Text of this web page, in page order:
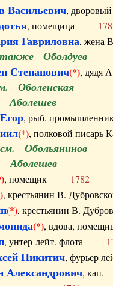
Васильевич,
, помещица
Гавриловна,
Оболдуев
Степанович(*), дядя
Оболенская
Аболешев
, рыб.
(*), полковой
Обольянинов
Аболешев
, помещик 1782
, крестьянин В.
(*), крестьянин В.
(*), вдова,
, унтер-лейт. флота
Никитич, фурьер
Александрович,